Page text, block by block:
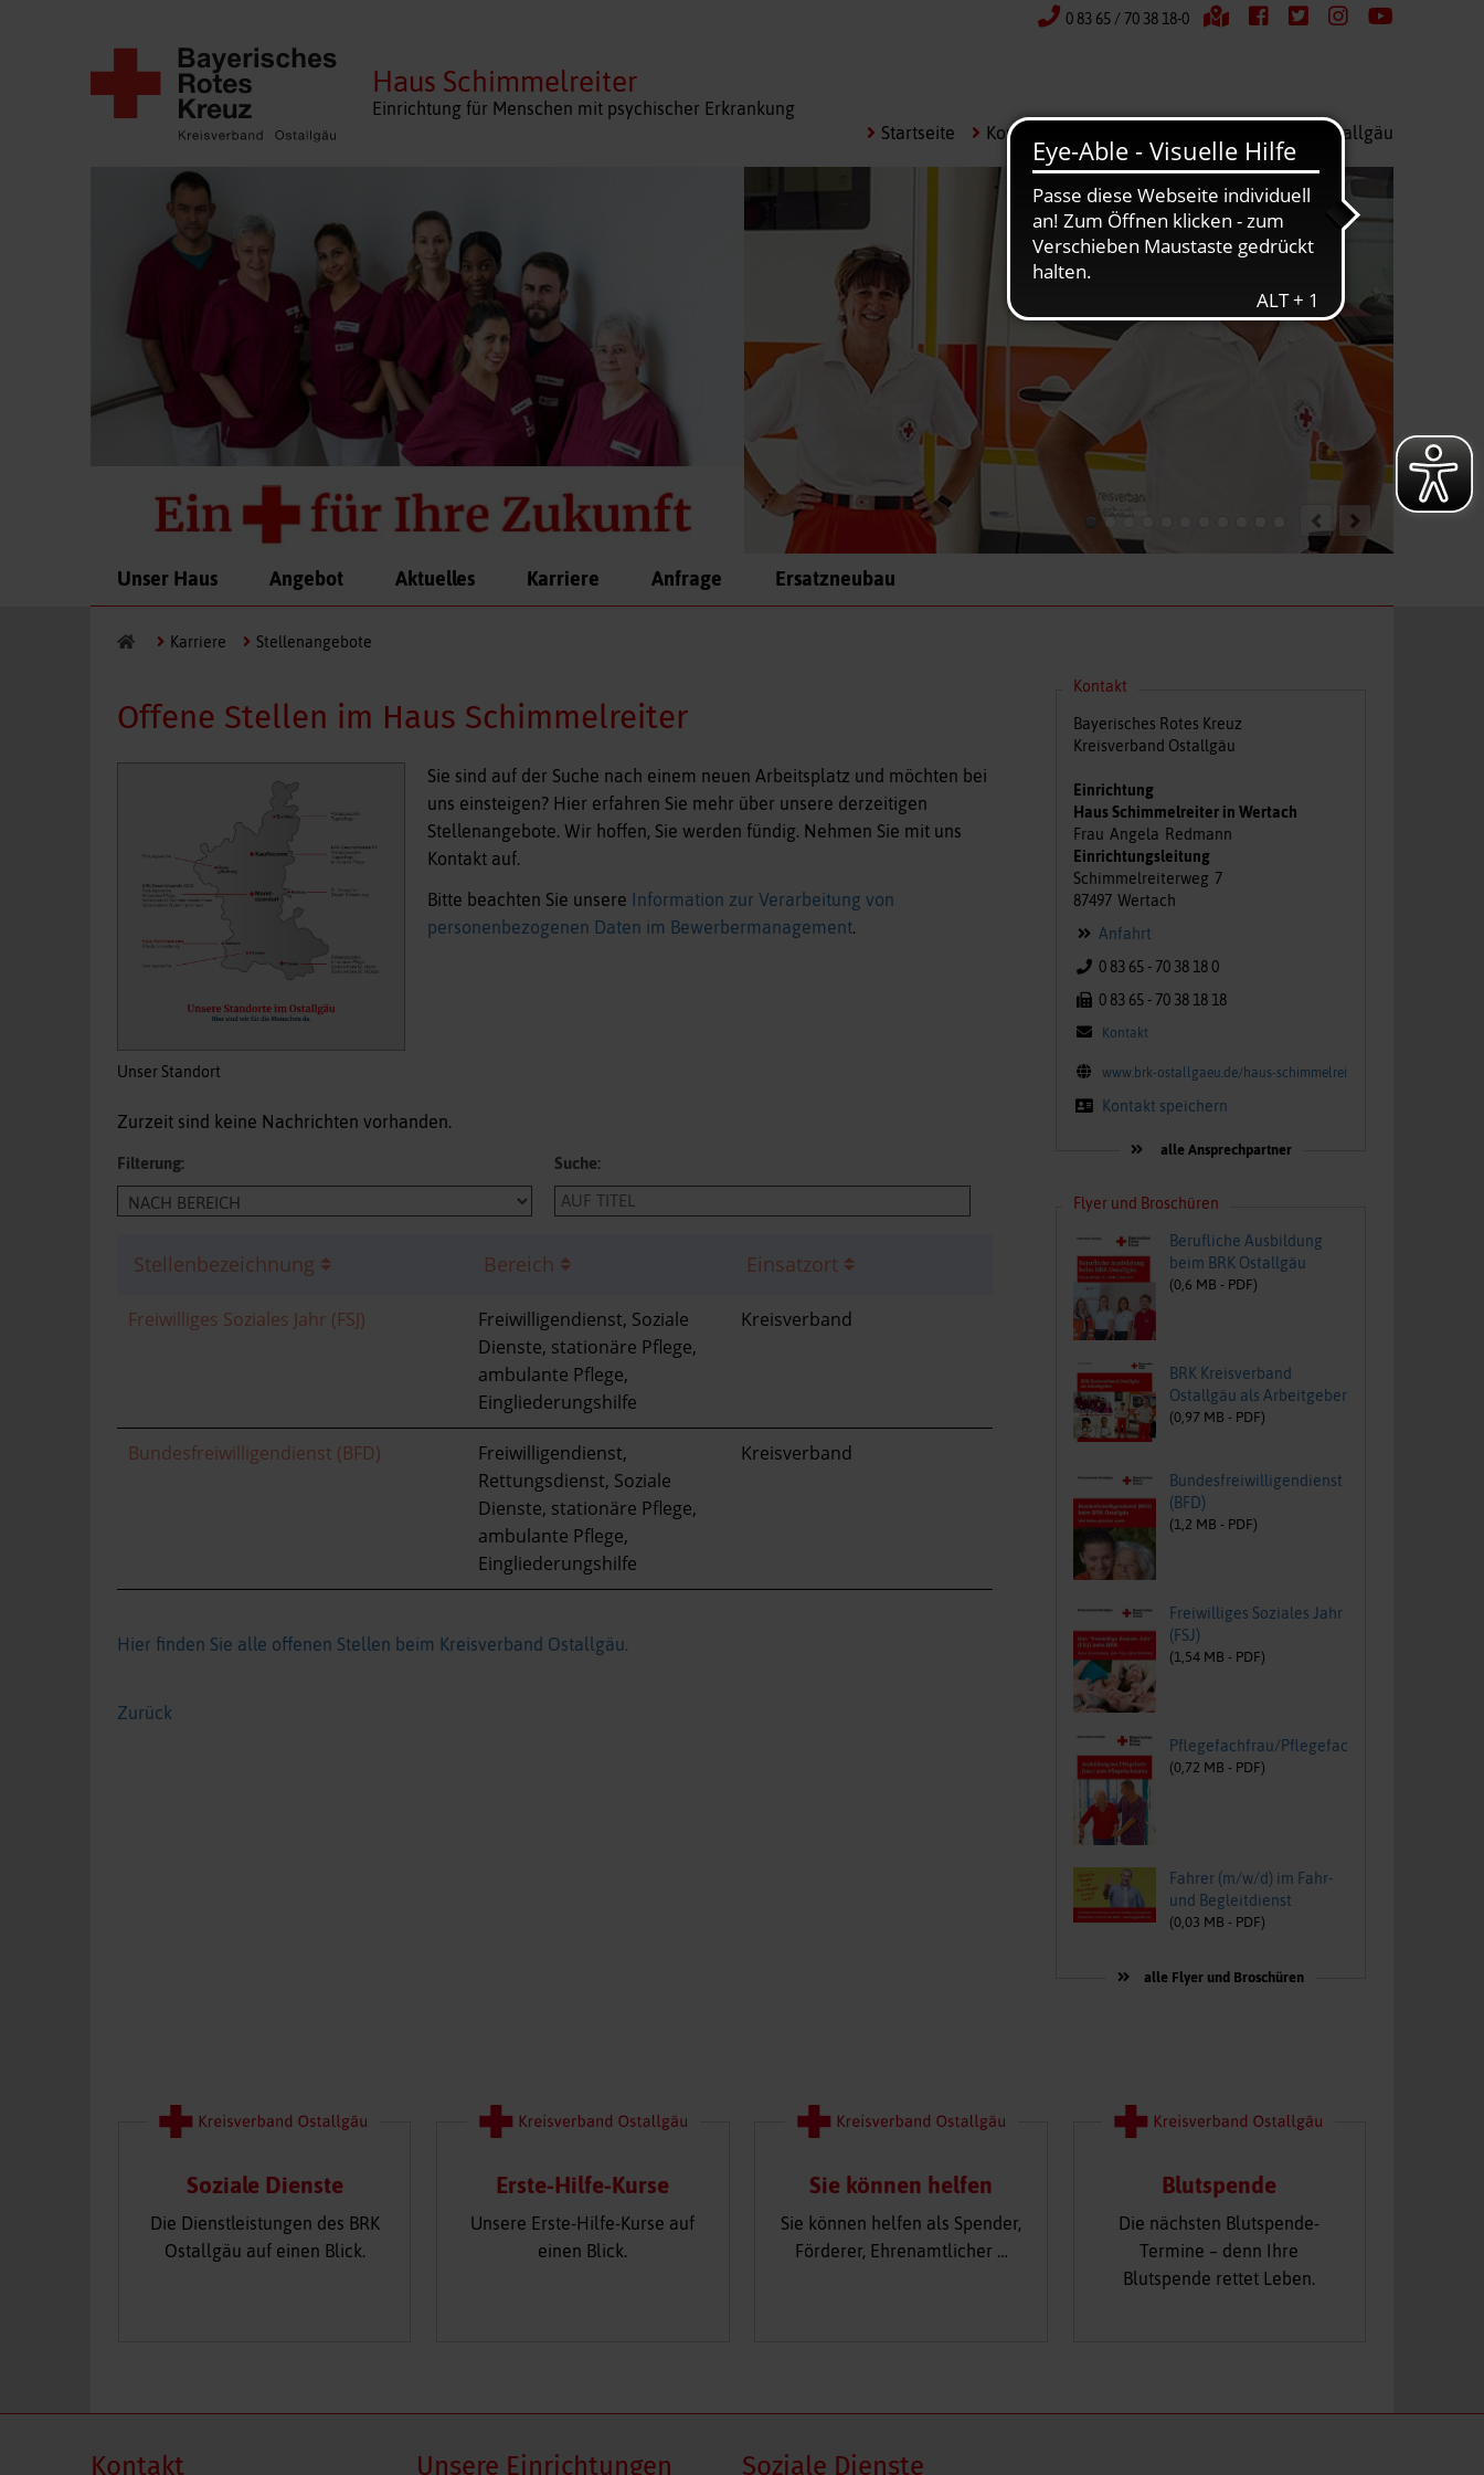
0 83 65 / 70 38 18-0
Haus Schimmelreiter
Einrichtung für Menschen mit psychischer Erkrankung
Startseite Kontakt Kreisverband Ostallgäu
1011
Unser Haus Angebot Aktuelles Karriere Anfrage Ersatzneubau
Karriere Stellenangebote
Offene Stellen im Haus Schimmelreiter
Unser Standort
Sie sind auf der Suche nach einem neuen Arbeitsplatz und möchten bei
uns einsteigen? Hier erfahren Sie mehr über unsere derzeitigen
Stellenangebote. Wir hoffen, Sie werden fündig. Nehmen Sie mit uns
Kontakt auf.
Bitte beachten Sie unsere Information zur Verarbeitung von
personenbezogenen Daten im Bewerbermanagement.
Zurzeit sind keine Nachrichten vorhanden.
Filterung: Suche:
Stellenbezeichnung Bereich Einsatzort
Freiwilliges Soziales Jahr (FSJ)
Freiwilligendienst, Soziale
Dienste, stationäre Pflege,
ambulante Pflege,
Eingliederungshilfe
Kreisverband
Bundesfreiwilligendienst (BFD)
Freiwilligendienst,
Rettungsdienst, Soziale
Dienste, stationäre Pflege,
ambulante Pflege,
Eingliederungshilfe
Kreisverband
Hier finden Sie alle offenen Stellen beim Kreisverband Ostallgäu.
Zurück
Kontakt
Bayerisches Rotes Kreuz
Kreisverband Ostallgäu
Einrichtung
Haus Schimmelreiter in Wertach
Frau Angela Redmann
Einrichtungsleitung
Schimmelreiterweg 7
87497 Wertach
Anfahrt
0 83 65 - 70 38 18 0
0 83 65 - 70 38 18 18
Kontakt
www.brk-ostallgaeu.de/haus-schimmelreiter
Kontakt speichern
alle Ansprechpartner
Flyer und Broschüren
Berufliche Ausbildung
beim BRK Ostallgäu
(0,6 MB - PDF)
BRK Kreisverband
Ostallgäu als Arbeitgeber
(0,97 MB - PDF)
Bundesfreiwilligendienst
(BFD)
(1,2 MB - PDF)
Freiwilliges Soziales Jahr
(FSJ)
(1,54 MB - PDF)
Pflegefachfrau/Pflegefachmann
(0,72 MB - PDF)
Fahrer (m/w/d) im Fahr-
und Begleitdienst
(0,03 MB - PDF)
alle Flyer und Broschüren
Soziale Dienste
Die Dienstleistungen des BRK
Ostallgäu auf einen Blick.
Erste-Hilfe-Kurse
Unsere Erste-Hilfe-Kurse auf
einen Blick.
Sie können helfen
Sie können helfen als Spender,
Förderer, Ehrenamtlicher …
Blutspende
Die nächsten Blutspende-
Termine – denn Ihre
Blutspende rettet Leben.
Kontakt Unsere Einrichtungen Soziale Dienste